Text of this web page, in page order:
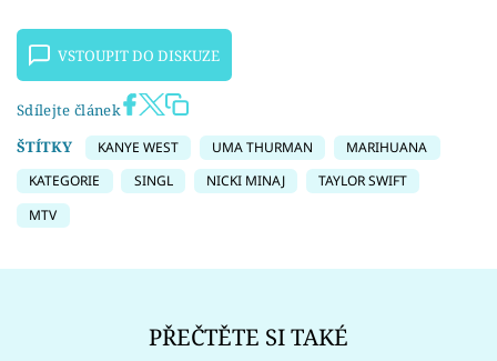
VSTOUPIT DO DISKUZE
Sdílejte článek
ŠTÍTKY
KANYE WEST UMA THURMAN
MARIHUANA
KATEGORIE
SINGL NICKI MINAJ
TAYLOR SWIFT
MTV
PŘEČTĚTE SI TAKÉ